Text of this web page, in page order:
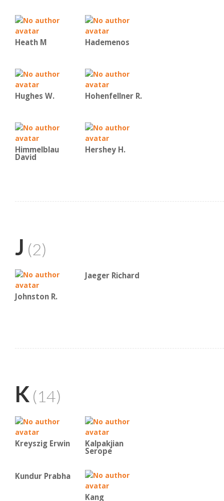
Heath M Hademenos
Hughes W. Hohenfellner R.
Himmelblau
David
Hershey H.
J (2)
Johnston R.
Jaeger Richard
K (14)
Kreyszig Erwin Kalpakjian
Serope
Kundur Prabha
Kang